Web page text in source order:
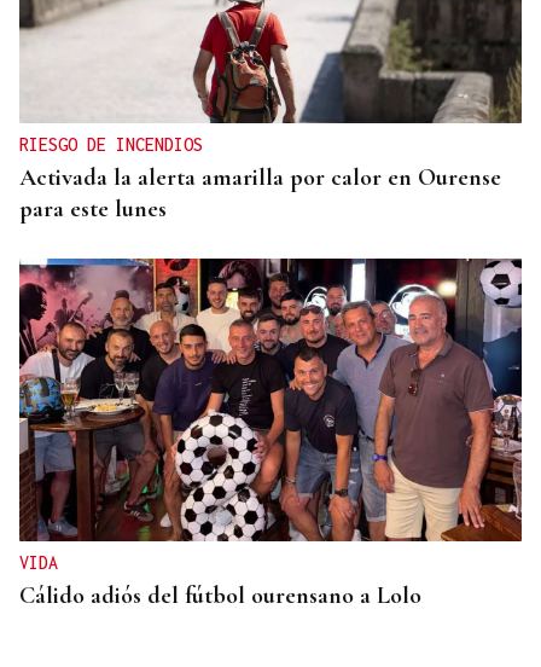
RIESGO DE INCENDIOS
Activada la alerta amarilla por calor en Ourense
para este lunes
VIDA
Cálido adiós del fútbol ourensano a Lolo